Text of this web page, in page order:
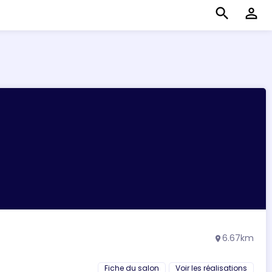
search perm_identity
location_on 6.67km
Fiche du salon Voir les réalisations